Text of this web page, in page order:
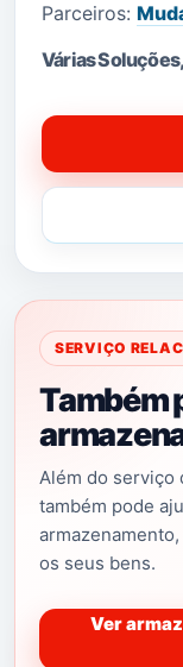
Parceiros:
Várias
SERVIÇO
Também
Além do serviço
também pode
os seus bens.
Ver